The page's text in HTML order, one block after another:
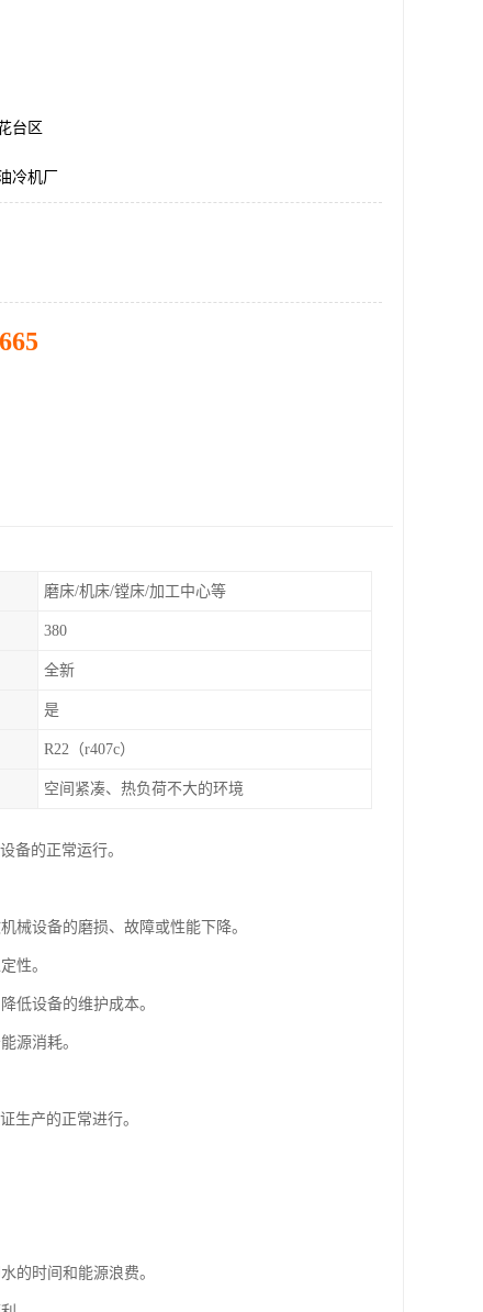
台区
冷机厂
磨床/机床/镗床/加工中心等
380
全新
是
R22（r407c）
空间紧凑、热负荷不大的环境
备的正常运行。
械设备的磨损、故障或性能下降。
性。
低设备的维护成本。
源消耗。
生产的正常进行。
的时间和能源浪费。